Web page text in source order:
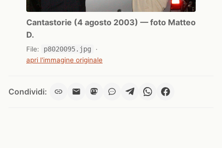
Cantastorie (4 agosto 2003) — foto Matteo
D.
File: p8020095.jpg
·
apri l'immagine originale
Condividi: